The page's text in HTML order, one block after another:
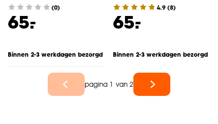
(0)
65.
-
Binnen 2-3 werkdagen bezorgd
4.9 (8)
65.
-
Binnen 2-3 werkdagen bezorgd
pagina 1 van 2